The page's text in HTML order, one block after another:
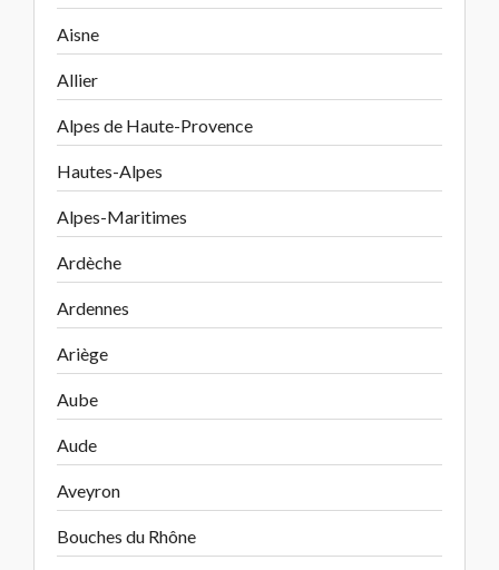
Aisne
Allier
Alpes de Haute-Provence
Hautes-Alpes
Alpes-Maritimes
Ardèche
Ardennes
Ariège
Aube
Aude
Aveyron
Bouches du Rhône